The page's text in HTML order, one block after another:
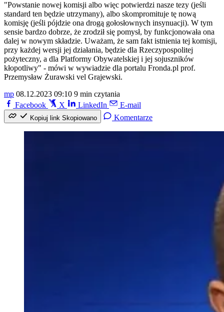
"Powstanie nowej komisji albo więc potwierdzi nasze tezy (jeśli
standard ten będzie utrzymany), albo skompromituje tę nową
komisję (jeśli pójdzie ona drogą gołosłownych insynuacji). W tym
sensie bardzo dobrze, że zrodził się pomysł, by funkcjonowała ona
dalej w nowym składzie. Uważam, że sam fakt istnienia tej komisji,
przy każdej wersji jej działania, będzie dla Rzeczypospolitej
pożyteczny, a dla Platformy Obywatelskiej i jej sojuszników
kłopotliwy" - mówi w wywiadzie dla portalu Fronda.pl prof.
Przemysław Żurawski vel Grajewski.
mp 08.12.2023 09:10 9 min czytania
Facebook
X LinkedIn E-mail
Kopiuj link Skopiowano Komentarze